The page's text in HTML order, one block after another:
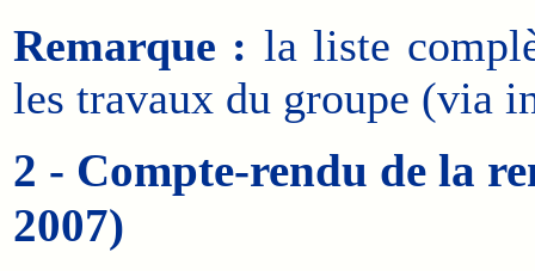
Remarque : la liste
les travaux du groupe (via
2 - Compte-rendu de la
2007)